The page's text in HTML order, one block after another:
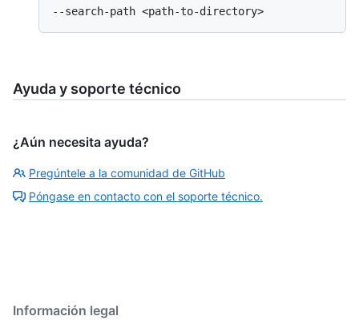
Ayuda y soporte técnico
¿Aún necesita ayuda?
Pregúntele a la comunidad de GitHub
Póngase en contacto con el soporte técnico.
Información legal